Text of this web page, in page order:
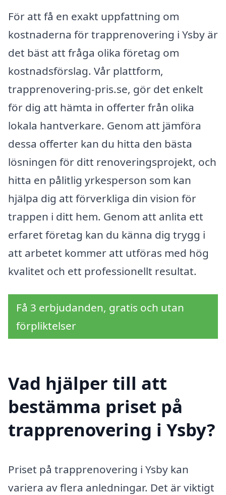
För att få en exakt uppfattning om
kostnaderna för trapprenovering i Ysby är
det bäst att fråga olika företag om
kostnadsförslag. Vår plattform,
trapprenovering-pris.se, gör det enkelt
för dig att hämta in offerter från olika
lokala hantverkare. Genom att jämföra
dessa offerter kan du hitta den bästa
lösningen för ditt renoveringsprojekt, och
hitta en pålitlig yrkesperson som kan
hjälpa dig att förverkliga din vision för
trappen i ditt hem. Genom att anlita ett
erfaret företag kan du känna dig trygg i
att arbetet kommer att utföras med hög
kvalitet och ett professionellt resultat.
Få 3 erbjudanden, gratis och utan
förpliktelser
Vad hjälper till att
bestämma priset på
trapprenovering i Ysby?
Priset på trapprenovering i Ysby kan
variera av flera anledningar. Det är viktigt